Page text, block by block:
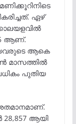
ഏഴ്
ആണ്.
ആകെ
മാസത്തിൽ
പുതിയ
ആയി